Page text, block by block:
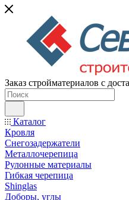
Заказ стройматериалов с
Каталог
Кровля
Снегозадержатели
Металлочерепица
Рулонные материалы
Гибкая черепица
Shinglas
Доборы, углы